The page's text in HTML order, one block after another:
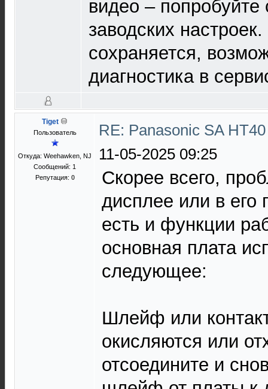
видео – попробуйте
заводских
сохраняется,
диагностика в
Tiget
Пользователь
Откуда: Weehawken, NJ
Сообщений: 1
Репутация: 0
RE: Panasonic SA
11-05-2025 09:25
Скорее всего,
дисплее или в его
есть и функции
основная плата
следующее:
Шлейф или
окисляются или
отсоедините и